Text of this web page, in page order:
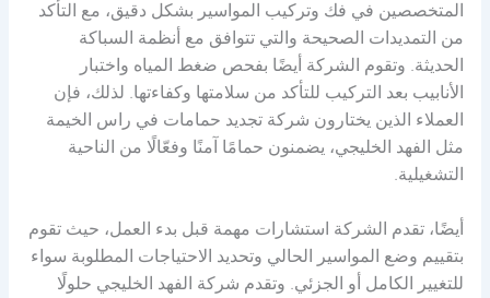
المتخصصين في فك وتركيب المواسير بشكل دقيق، مع التأكد
من التمديدات الصحيحة والتي تتوافق مع أنظمة السباكة
الحديثة. وتقوم الشركة أيضًا بفحص ضغط المياه واختبار
الأنابيب بعد التركيب للتأكد من سلامتها وكفاءتها. لذلك، فإن
العملاء الذين يختارون شركة تجديد حمامات في راس الخيمة
مثل الفهد الخليجي، يضمنون حمامًا آمنًا وفعّالًا من الناحية
التشغيلية.
أيضًا، تقدم الشركة استشارات مهمة قبل بدء العمل، حيث تقوم
بتقييم وضع المواسير الحالي وتحديد الاحتياجات المطلوبة سواء
للتغيير الكامل أو الجزئي. وتقدم شركة الفهد الخليجي حلولًا